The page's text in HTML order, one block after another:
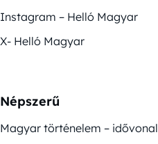
Instagram – Helló Magyar
X- Helló Magyar
Népszerű
Magyar történelem – idővonal